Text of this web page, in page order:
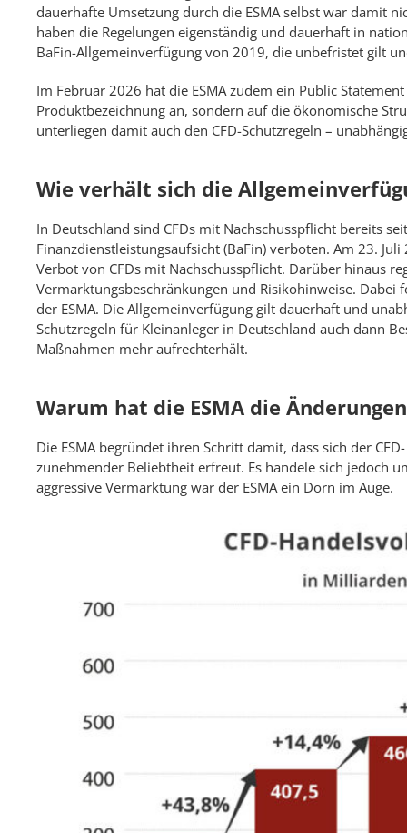
dauerhafte Umsetzung durch die ESMA selbst war damit
haben die Regelungen eigenständig und dauerhaft in
BaFin-Allgemeinverfügung von 2019, die unbefristet gilt
Im Februar 2026 hat die ESMA zudem ein Public
Produktbezeichnung an, sondern auf die ökonomische
unterliegen damit auch den CFD-Schutzregeln –
Wie verhält sich die
In Deutschland sind CFDs mit Nachschusspflicht bereits
Finanzdienstleistungsaufsicht (BaFin) verboten. Am 23.
Verbot von CFDs mit Nachschusspflicht. Darüber hinaus
Vermarktungsbeschränkungen und Risikohinweise.
der ESMA. Die Allgemeinverfügung gilt dauerhaft und
Schutzregeln für Kleinanleger in Deutschland auch dann
Maßnahmen mehr aufrechterhält.
Warum hat die ESMA die
Die ESMA begründet ihren Schritt damit, dass sich der
zunehmender Beliebtheit erfreut. Es handele sich jedoch
aggressive Vermarktung war der ESMA ein Dorn im Auge.